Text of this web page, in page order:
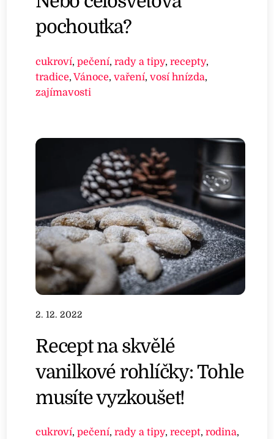
pochoutka?
cukroví,pečení,rady a tipy,recepty,
tradice,Vánoce,vaření,vosí hnízda,
zajímavosti
2. 12. 2022
Recept na skvělé
vanilkové rohlíčky: Tohle
musíte vyzkoušet!
cukroví,pečení,rady a tipy,recept,rodina,